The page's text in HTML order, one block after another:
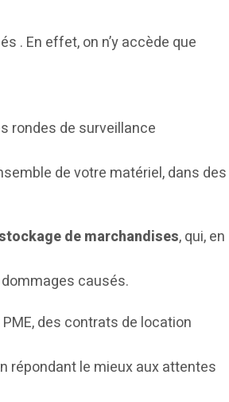
. En effet, on n’y accède que
rondes de surveillance
de votre matériel, dans des
de marchandises, qui, en
causés.
des contrats de location
répondant le mieux aux attentes